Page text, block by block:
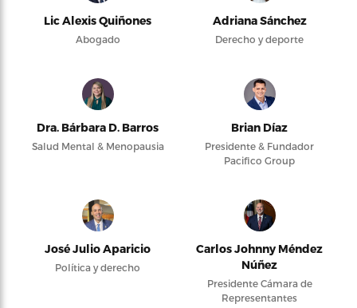
Lic Alexis Quiñones
Abogado
Adriana Sánchez
Derecho y deporte
Dra. Bárbara D. Barros
Salud Mental & Menopausia
Brian Díaz
Presidente & Fundador
Pacifico Group
José Julio Aparicio
Política y derecho
Carlos Johnny Méndez
Núñez
Presidente Cámara de
Representantes